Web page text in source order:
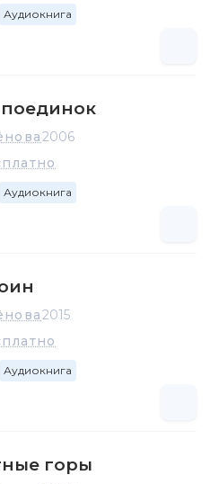
Аудиокнига
2006
Аудиокнига
2015
Аудиокнига
горы